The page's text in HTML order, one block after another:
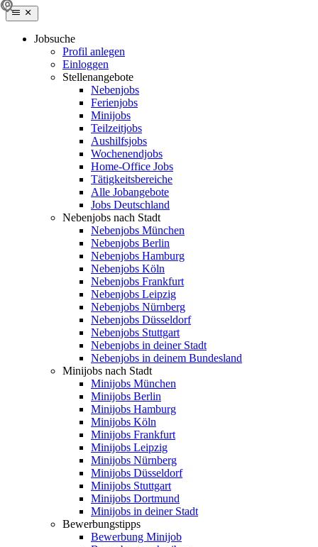
Jobsuche
Profil anlegen
Einloggen
Stellenangebote
Nebenjobs
Ferienjobs
Minijobs
Teilzeitjobs
Aushilfsjobs
Wochenendjobs
Home-Office Jobs
Tätigkeitsbereiche
Alle Jobangebote
Jobs Deutschland
Nebenjobs nach Stadt
Nebenjobs München
Nebenjobs Berlin
Nebenjobs Hamburg
Nebenjobs Köln
Nebenjobs Frankfurt
Nebenjobs Leipzig
Nebenjobs Nürnberg
Nebenjobs Düsseldorf
Nebenjobs Stuttgart
Nebenjobs in deiner Stadt
Nebenjobs in deinem Bundesland
Minijobs nach Stadt
Minijobs München
Minijobs Berlin
Minijobs Hamburg
Minijobs Köln
Minijobs Frankfurt
Minijobs Leipzig
Minijobs Nürnberg
Minijobs Düsseldorf
Minijobs Stuttgart
Minijobs Dortmund
Minijobs in deiner Stadt
Bewerbungstipps
Bewerbung Minijob